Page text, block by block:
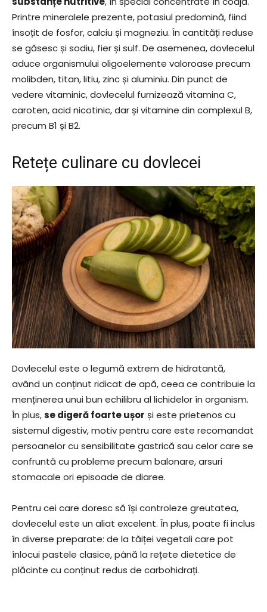
Printre mineralele prezente, potasiul predomină, fiind
însoțit de fosfor, calciu și magneziu. În cantități reduse
se găsesc și sodiu, fier și sulf. De asemenea, dovlecelul
aduce organismului oligoelemente valoroase precum
molibden, titan, litiu, zinc și aluminiu. Din punct de
vedere vitaminic, dovlecelul furnizează vitamina C,
caroten, acid nicotinic, dar și vitamine din complexul B,
precum B1 și B2.
Retețe culinare cu dovlecei
Dovlecelul este o legumă extrem de hidratantă,
având un conținut ridicat de apă, ceea ce contribuie la
menținerea unui bun echilibru al lichidelor în organism.
În plus,se digeră foarte ușor și este prietenos cu
sistemul digestiv, motiv pentru care este recomandat
persoanelor cu sensibilitate gastrică sau celor care se
confruntă cu probleme precum balonare, arsuri
stomacale ori episoade de diaree.
Pentru cei care doresc să își controleze greutatea,
dovlecelul este un aliat excelent. În plus, poate fi inclus
în diverse preparate: de la tăiței vegetali care pot
înlocui pastele clasice, până la rețete dietetice de
plăcinte cu conținut redus de carbohidrați.